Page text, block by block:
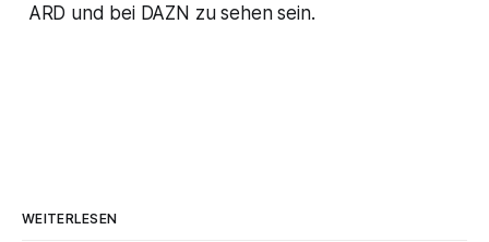
ARD und bei DAZN zu sehen sein.
WEITERLESEN